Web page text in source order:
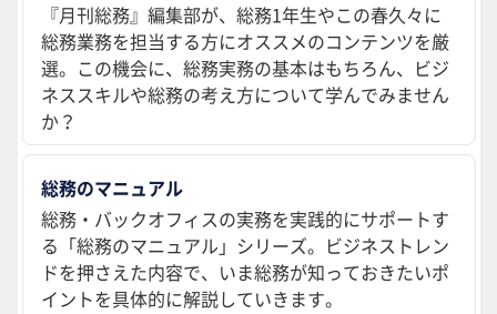
『月刊総務』編集部が、総務1年生やこの春久々に
総務業務を担当する方にオススメのコンテンツを厳
選。この機会に、総務実務の基本はもちろん、ビジ
ネススキルや総務の考え方について学んでみません
か？
総務のマニュアル
総務・バックオフィスの実務を実践的にサポートす
る「総務のマニュアル」シリーズ。ビジネストレン
ドを押さえた内容で、いま総務が知っておきたいポ
イントを具体的に解説していきます。